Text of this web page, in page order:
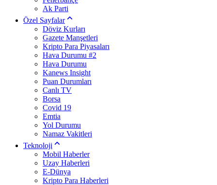
Ak Parti
Özel Sayfalar
Döviz Kurları
Gazete Manşetleri
Kripto Para Piyasaları
Hava Durumu #2
Hava Durumu
Kanews Insight
Puan Durumları
Canlı TV
Borsa
Covid 19
Emtia
Yol Durumu
Namaz Vakitleri
Teknoloji
Mobil Haberler
Uzay Haberleri
E-Dünya
Kripto Para Haberleri